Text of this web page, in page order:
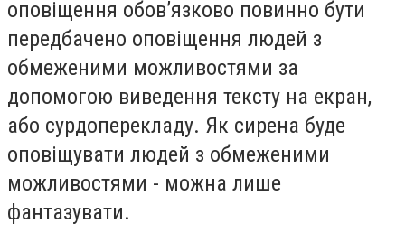
оповіщення обов’язково повинно бути
передбачено оповіщення людей з
обмеженими можливостями за
допомогою виведення тексту на екран,
або сурдоперекладу. Як сирена буде
оповіщувати людей з обмеженими
можливостями - можна лише
фантазувати.